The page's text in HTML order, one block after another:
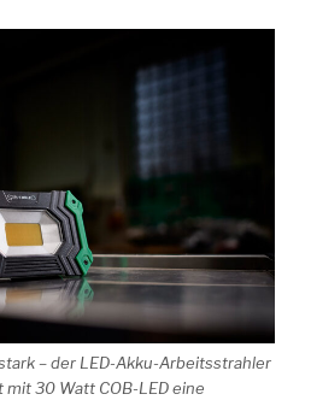
– der LED-Akku-Arbeitsstrahler
30 Watt COB-LED eine